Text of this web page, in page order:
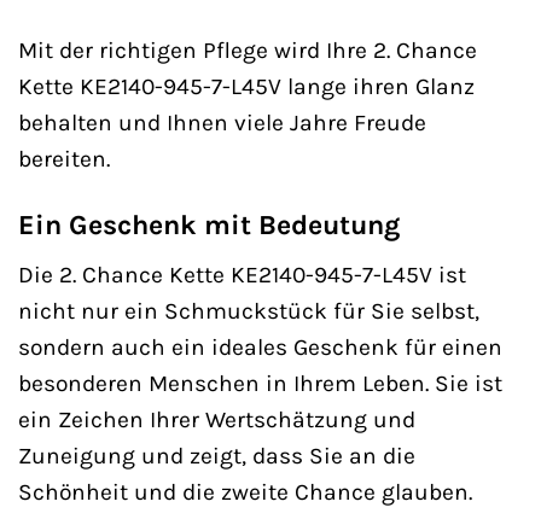
Mit der richtigen Pflege wird Ihre 2. Chance
Kette KE2140-945-7-L45V lange ihren Glanz
behalten und Ihnen viele Jahre Freude
bereiten.
Ein Geschenk mit Bedeutung
Die 2. Chance Kette KE2140-945-7-L45V ist
nicht nur ein Schmuckstück für Sie selbst,
sondern auch ein ideales Geschenk für einen
besonderen Menschen in Ihrem Leben. Sie ist
ein Zeichen Ihrer Wertschätzung und
Zuneigung und zeigt, dass Sie an die
Schönheit und die zweite Chance glauben.